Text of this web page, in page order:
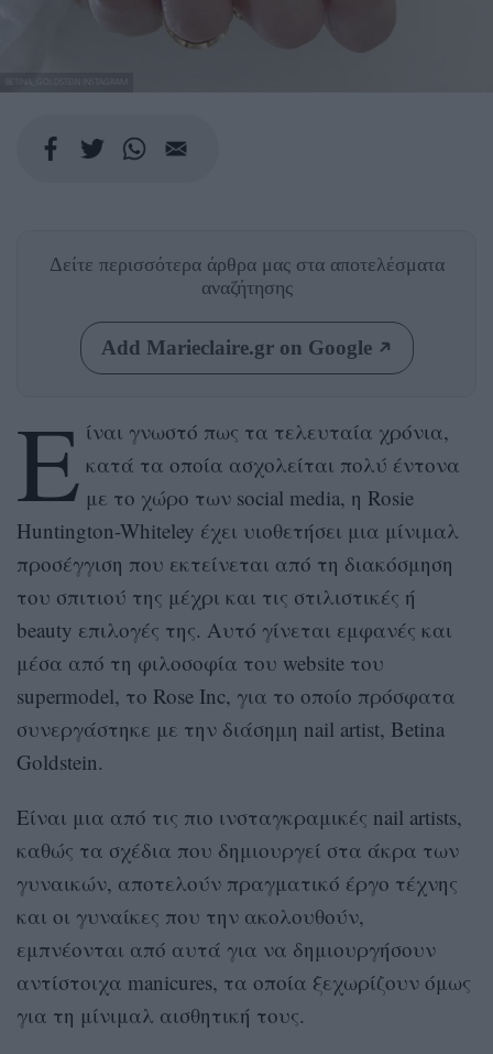
Δείτε περισσότερα άρθρα μας στα αποτελέσματα
αναζήτησης
Add Marieclaire.gr on Google
Ε ίναι γνωστό πως τα τελευταία χρόνια,
κατά τα οποία ασχολείται πολύ έντονα
με το χώρο των social media, η Rosie
Huntington-Whiteley έχει υιοθετήσει μια μίνιμαλ
προσέγγιση που εκτείνεται από τη διακόσμηση
του σπιτιού της μέχρι και τις στιλιστικές ή
beauty επιλογές της. Αυτό γίνεται εμφανές και
μέσα από τη φιλοσοφία του website του
supermodel, το Rose Inc, για το οποίο πρόσφατα
συνεργάστηκε με την διάσημη nail artist, Betina
Goldstein.
Είναι μια από τις πιο ινσταγκραμικές nail artists,
καθώς τα σχέδια που δημιουργεί στα άκρα των
γυναικών, αποτελούν πραγματικό έργο τέχνης
και οι γυναίκες που την ακολουθούν,
εμπνέονται από αυτά για να δημιουργήσουν
αντίστοιχα manicures, τα οποία ξεχωρίζουν όμως
για τη μίνιμαλ αισθητική τους.